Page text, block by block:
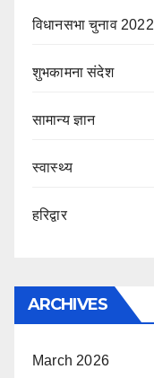
विधानसभा चुनाव 2022
शुभकामना संदेश
सामान्य ज्ञान
स्वास्थ्य
हरिद्वार
ARCHIVES
March 2026